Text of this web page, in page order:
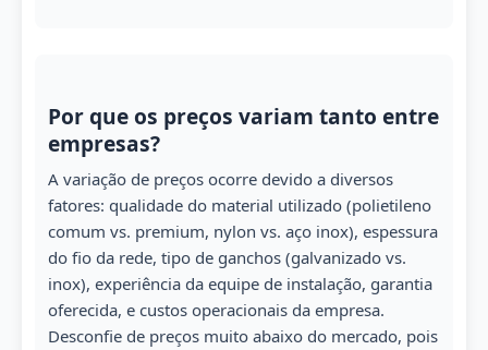
Por que os preços variam tanto entre
empresas?
A variação de preços ocorre devido a diversos
fatores: qualidade do material utilizado (polietileno
comum vs. premium, nylon vs. aço inox), espessura
do fio da rede, tipo de ganchos (galvanizado vs.
inox), experiência da equipe de instalação, garantia
oferecida, e custos operacionais da empresa.
Desconfie de preços muito abaixo do mercado, pois